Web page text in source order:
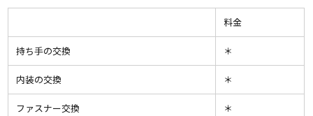
料金
持ち手の交換 ＊
内装の交換 ＊
ファスナー交換 ＊